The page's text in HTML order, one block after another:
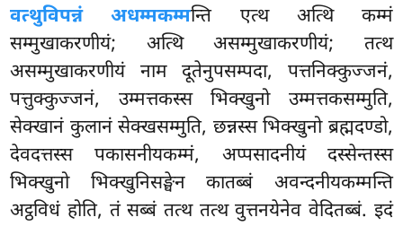
वत्थुविपन्नं अधम्मकम्मन्ति एत्थ अत्थि कम्मं
सम्मुखाकरणीयं; अत्थि असम्मुखाकरणीयं; तत्थ
असम्मुखाकरणीयं नाम दूतेनुपसम्पदा, पत्तनिक्कुज्जनं,
पत्तुक्कुज्जनं, उम्मत्तकस्स भिक्खुनो उम्मत्तकसम्मुति,
सेक्खानं कुलानं सेक्खसम्मुति, छन्नस्स भिक्खुनो ब्रह्मदण्डो,
देवदत्तस्स पकासनीयकम्मं, अप्पसादनीयं दस्सेन्तस्स
भिक्खुनो भिक्खुनिसङ्घेन कातब्बं अवन्दनीयकम्मन्ति
अट्ठविधं होति, तं सब्बं तत्थ तत्थ वुत्तनयेनेव वेदितब्बं. इदं